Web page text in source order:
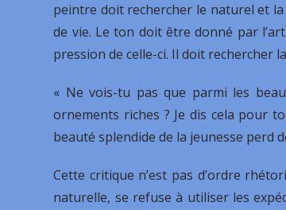
peintre doit rechercher le naturel et la
de vie. Le ton doit être donné par
pression de celle-ci. Il doit rechercher
« Ne vois-tu pas que parmi les
ornements riches ? Je dis cela pour
beauté splendide de la jeunesse perd
Cette critique n’est pas d’ordre
naturelle, se refuse à utiliser les